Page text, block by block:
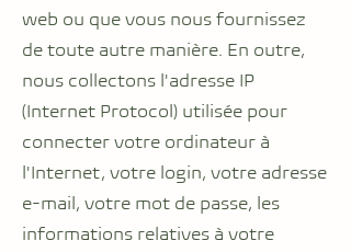
web ou que vous nous fournissez
de toute autre manière. En outre,
nous collectons l'adresse IP
(Internet Protocol) utilisée pour
connecter votre ordinateur à
l'Internet, votre login, votre adresse
e-mail, votre mot de passe, les
informations relatives à votre